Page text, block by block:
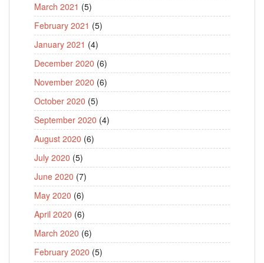
March 2021 (5)
February 2021 (5)
January 2021 (4)
December 2020 (6)
November 2020 (6)
October 2020 (5)
September 2020 (4)
August 2020 (6)
July 2020 (5)
June 2020 (7)
May 2020 (6)
April 2020 (6)
March 2020 (6)
February 2020 (5)